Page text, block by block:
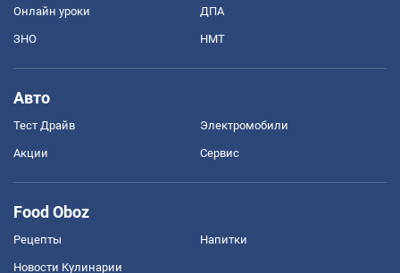
Онлайн уроки ДПА
ЗНО НМТ
Авто
Тест Драйв Электромобили
Акции Сервис
Food Oboz
Рецепты Напитки
Новости Кулинарии